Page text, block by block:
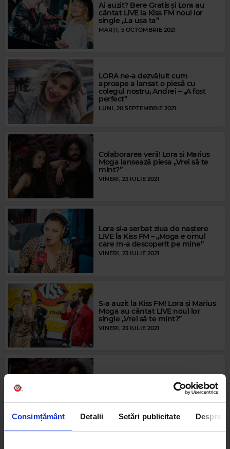
Consimțământ Detalii Setări publicitate Despre
Ai auzit? Bere Gratis și Lora au
cântat LIVE la Kiss FM noul lor
single „La ușa ta”
MARȚI, 5 OCTOMBRIE 2021
LORA ne-a dezvăluit cum
aproape a lansat o piesă cu
colegul nostru, Andrei – „A fost
perfect”
LUNI, 20 SEPTEMBRIE 2021
Colaborarea verii! Lora și Marius
Moga lansează piesa „Vrei să te
mint?”
VINERI, 23 IULIE 2021
Lora și-a serbat ziua de naștere
LIVE la Kiss FM – „Moga e omul
care m-a descoperit pe mine”
VINERI, 23 IULIE 2021
S-a auzit la Kiss FM! Lora și Marius
Moga au cântat LIVE noul lor
single „Vrei să te mint?”
VINERI, 23 IULIE 2021
Moga vin vineri dimineață la Kiss
JOI, 22 IULIE 2021